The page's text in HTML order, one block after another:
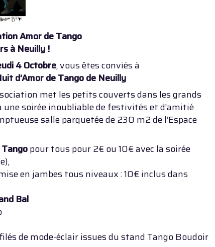
Amor de Tango
à Neuilly !
4 Octobre, vous êtes conviés à
d’Amor de Tango de Neuilly
met les petits couverts dans les grands
une soirée inoubliable de festivités et d’amitié
salle parquetée de 230 m2 de l’Espace
pour tous pour 2€ ou 10€ avec la soirée
en jambes tous niveaux : 10€ inclus dans
Bal
de mode-éclair issues du stand Tango Boudoir